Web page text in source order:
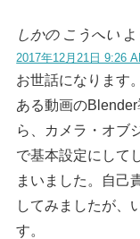
しかの こうへい
2017年12月21日 9:26
お世話になります。
ある動画の
ら、カメラ・オブ
で基本設定にして
まいました。自己
してみましたが、
す。